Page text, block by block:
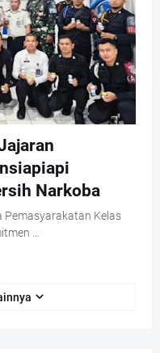
Narkoba
Pemasyarakatan Kelas
…